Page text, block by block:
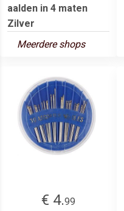
aalden in 4 maten
Zilver
Meerdere shops
€ 4.99